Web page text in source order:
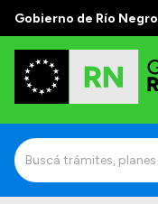
Gobierno de Río Negro